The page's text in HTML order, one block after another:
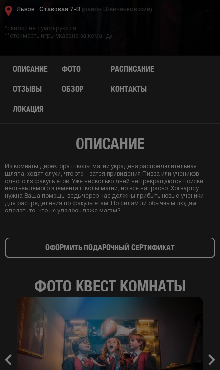
Львов , Ставовая 7-В (район Шевченковский)
*скидки не суммируются
**стоимость игры указана за команду
ОПИСАНИЕ ФОТО РАСПИСАНИЕ
ОТЗЫВЫ ОБЗОР КОНТАКТЫ
ЛОКАЦИЯ
ОПИСАНИЕ
Из комнаты директора школы магии украдена распределительная
шляпа, ходят слухи, что это – затея привидения Пивза или учеников
одного из факультетов. Уже несколько дней не прекращаются поиски
неотъемлемого элемента школы магии, но все напрасно. Хогвартсу
нужна Ваша помощь, ведь через час должны прибыть новые ученики
для распределения по факультетам. По силам ли обычным людям
сделать то, что не удалось даже магам?
ОФОРМИТЬ ПОДАРОЧНЫЙ СЕРТИФИКАТ
ФОТО КВЕСТ КОМНАТЫ
Previous